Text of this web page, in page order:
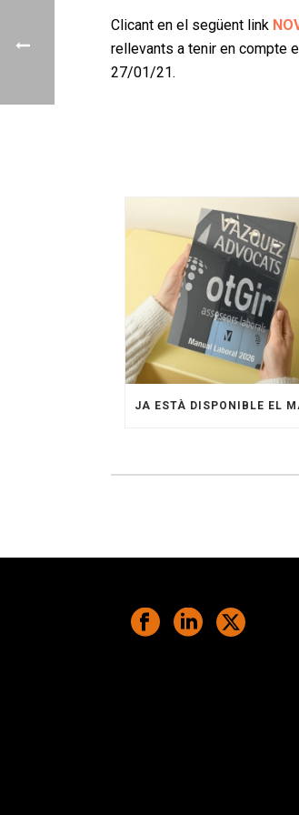
Clicant en el següent link
rellevants a tenir en compte
27/01/21.